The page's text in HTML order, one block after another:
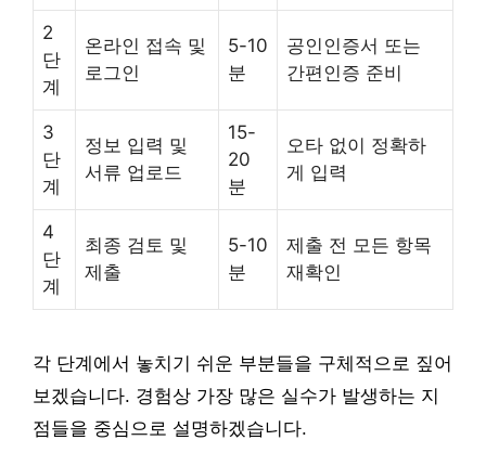
2
단
계
온라인 접속 및
로그인
5-10
분
공인인증서 또는
간편인증 준비
3
단
계
정보 입력 및
서류 업로드
15-
20
분
오타 없이 정확하
게 입력
4
단
계
최종 검토 및
제출
5-10
분
제출 전 모든 항목
재확인
각 단계에서 놓치기 쉬운 부분들을 구체적으로 짚어
보겠습니다. 경험상 가장 많은 실수가 발생하는 지
점들을 중심으로 설명하겠습니다.